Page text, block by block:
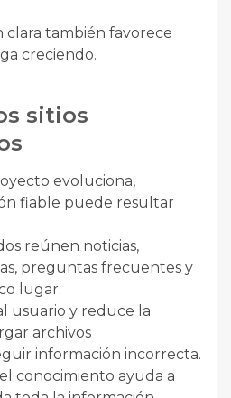
también favorece
creciendo.
sitios
evoluciona,
fiable puede resultar
reúnen noticias,
preguntas frecuentes y
lugar.
usuario y reduce la
archivos
información incorrecta.
conocimiento ayuda a